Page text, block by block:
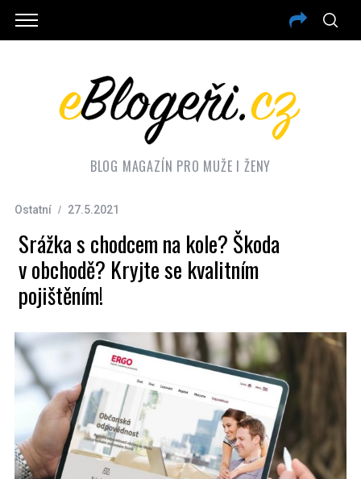
BLOG MAGAZÍN PRO MUŽE I ŽENY
Ostatní 27.5.2021
Srážka s chodcem na kole? Škoda
v obchodě? Kryjte se kvalitním
pojištěním!